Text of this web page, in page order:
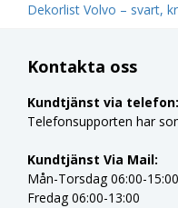
Dekorlist Volvo – svart,
Kontakta oss
Kundtjänst via telefon:
Telefonsupporten har
Kundtjänst Via Mail:
Mån-Torsdag 06:00-15:00
Fredag 06:00-13:00